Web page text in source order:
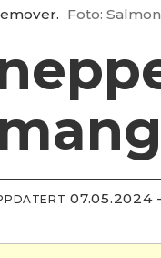
Foto:
07.05.2024